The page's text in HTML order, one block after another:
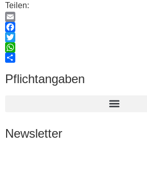
Teilen:
Email
Facebook
Twitter
WhatsApp
Pflichtangaben
Newsletter